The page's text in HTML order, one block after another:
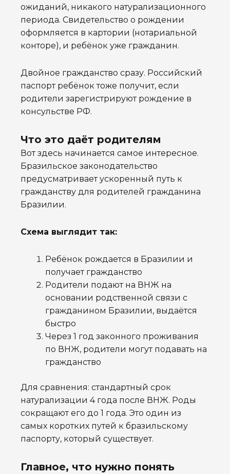
ожиданий, никакого натурализационного
периода. Свидетельство о рождении
оформляется в картории (нотариальной
конторе), и ребёнок уже гражданин.
Двойное гражданство сразу. Российский
паспорт ребёнок тоже получит, если
родители зарегистрируют рождение в
консульстве РФ.
Что это даёт родителям
Вот здесь начинается самое интересное.
Бразильское законодательство
предусматривает ускоренный путь к
гражданству для родителей гражданина
Бразилии.
Схема выглядит так:
Ребёнок рождается в Бразилии и
получает гражданство
Родители подают на ВНЖ на
основании родственной связи с
гражданином Бразилии, выдаётся
быстро
Через 1 год законного проживания
по ВНЖ, родители могут подавать на
гражданство
Для сравнения: стандартный срок
натурализации 4 года после ВНЖ. Роды
сокращают его до 1 года. Это один из
самых коротких путей к бразильскому
паспорту, который существует.
Главное, что нужно понять